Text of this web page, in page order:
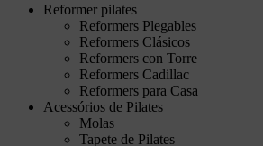
Reformer pilates
Reformers Plegables
Reformers Clásicos
Reformers con Torre
Reformers Cadillac
Reformers para Casa
Acessórios de Pilates
Molas
Tapete de Pilates